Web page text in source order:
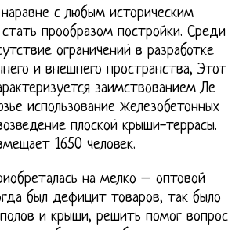
с любым историческим
прообразом постройки. Среди
ограничений в разработке
и внешнего пространства, Этот
заимствованием Ле
использование железобетонных
плоской крыши-террасы.
1650 человек.
на мелко – оптовой
был дефицит товаров, так было
и крыши, решить помог вопрос